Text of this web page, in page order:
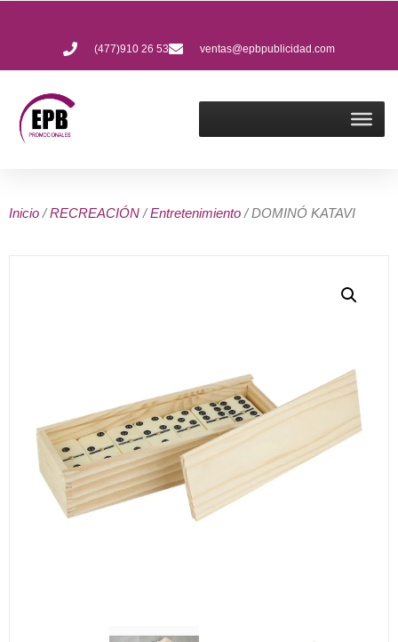
(477)910 26 53 ventas@epbpublicidad.com
Inicio /RECREACIÓN /Entretenimiento / DOMINÓ KATAVI